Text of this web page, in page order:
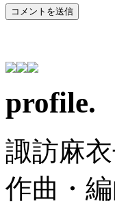
profile.
諏訪麻
作曲・